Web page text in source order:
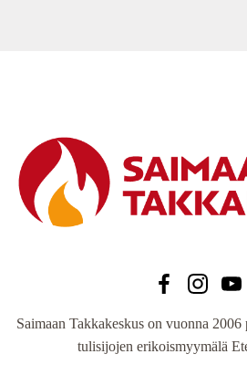
Saimaan Takkakeskus on vuonna
tulisijojen erikoismyymälä